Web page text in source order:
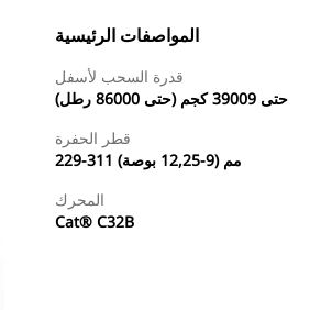
المواصفات الرئيسية
قدرة السحب لأسفل
حتى 39009 كجم (حتى 86000 رطل)
قطر الحفرة
229-311 مم (9-12,25 بوصة)
المحرك
Cat® C32B